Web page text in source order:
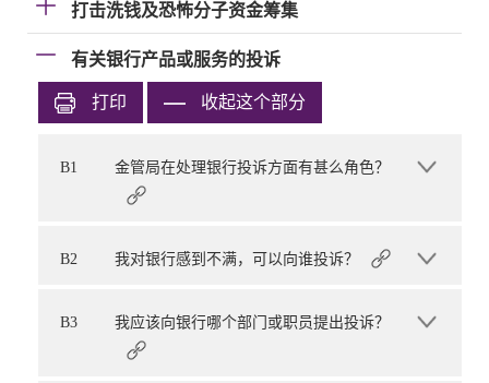
打击洗钱及恐怖分子资金筹集
有关银行产品或服务的投诉
打印 收起这个部分
B1 金管局在处理银行投诉方面有甚么角色？
B2 我对银行感到不满，可以向谁投诉？
B3 我应该向银行哪个部门或职员提出投诉？